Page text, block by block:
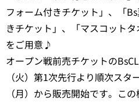
フォーム付きチケット」、「
きチケット」、「マスコット
をご用意♪
オープン戦前売チケットの
（火）第1次先行より順次ス
（月）から販売開始です。こ